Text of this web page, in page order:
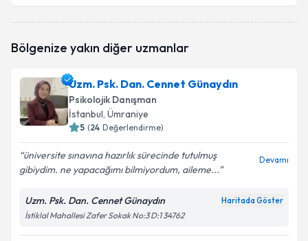
Bölgenize yakın diğer uzmanlar
Uzm. Psk. Dan. Cennet Günaydın
Psikolojik Danışman
İstanbul, Ümraniye
5 (24 Değerlendirme)
üniversite sınavına hazırlık sürecinde tutulmuş
gibiydim. ne yapacağımı bilmiyordum, aileme...
Devamı
Uzm. Psk. Dan. Cennet Günaydın Haritada Göster
İstiklal Mahallesi Zafer Sokak No:3 D:1 34762